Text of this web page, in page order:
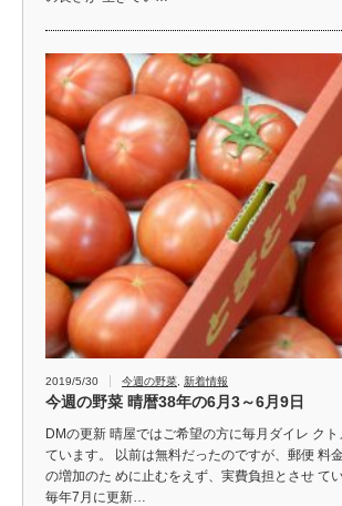
2019/5/30 今週の野菜 新着情報
今週の野菜 晴暦38年の6月3～6月9日
DMの更新 晴屋ではご希望の方に毎月ダイレ ク
ています。 以前は無料だったのですが、郵便 料
の増加のた めに止むをえず、実費負担とさせ て
毎年7月に更新…